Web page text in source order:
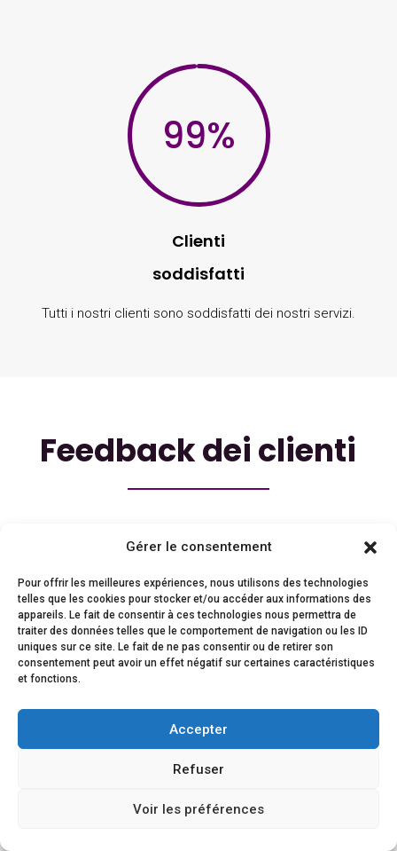
Gérer le consentement
Pour offrir les meilleures expériences, nous utilisons des technologies
telles que les cookies pour stocker et/ou accéder aux informations des
appareils. Le fait de consentir à ces technologies nous permettra de
traiter des données telles que le comportement de navigation ou les ID
uniques sur ce site. Le fait de ne pas consentir ou de retirer son
consentement peut avoir un effet négatif sur certaines caractéristiques
et fonctions.
Accepter
Refuser
Voir les préférences
99%
Clienti
soddisfatti
Tutti i nostri clienti sono soddisfatti dei nostri servizi.
Feedback dei clienti
loro fedeltà e dalla rinnovata fiducia nei nostri
confronti.